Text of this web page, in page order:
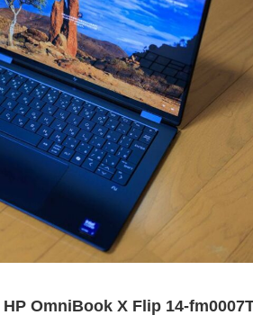
HP OmniBook X Flip 14-